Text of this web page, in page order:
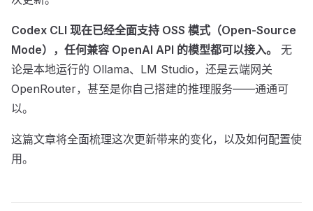
Codex CLI 现在已经全面支持 OSS 模式（Open-Source
Mode），任何兼容 OpenAI API 的模型都可以接入。
无
论是本地运行的 Ollama、LM Studio，还是云端网关
OpenRouter，甚至是你自己搭建的推理服务——通通可
以。
这篇文章将全面梳理这次更新带来的变化，以及如何配置使
用。